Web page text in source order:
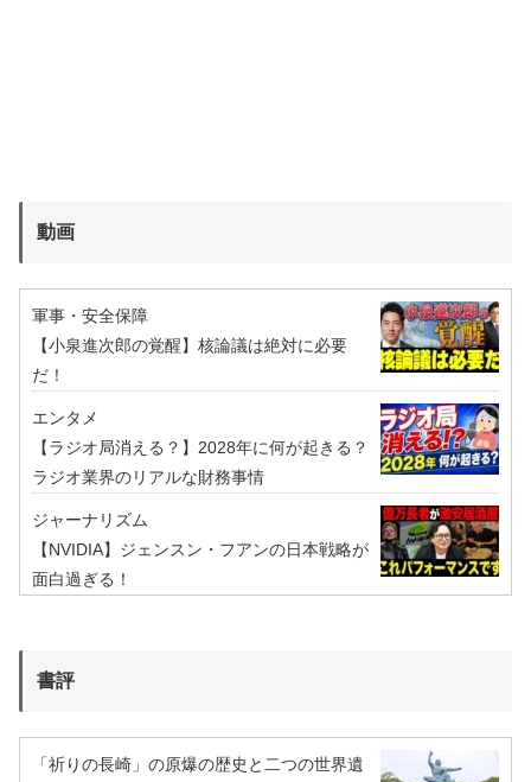
動画
軍事・安全保障
【小泉進次郎の覚醒】核論議は絶対に必要
だ！
エンタメ
【ラジオ局消える？】2028年に何が起きる？
ラジオ業界のリアルな財務事情
ジャーナリズム
【NVIDIA】ジェンスン・フアンの日本戦略が
面白過ぎる！
書評
「祈りの長崎」の原爆の歴史と二つの世界遺